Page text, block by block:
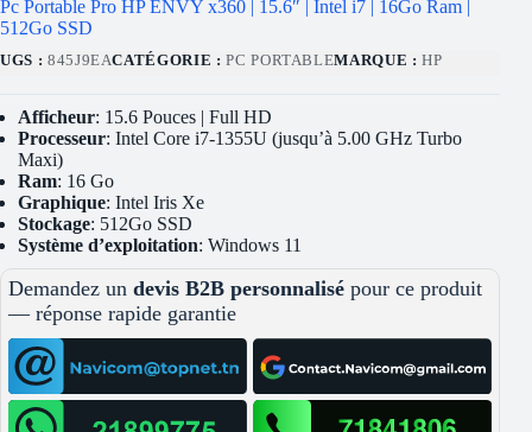
Pc Portable Pro HP ENVY x360 | 15.6″ | Intel i7 | 16Go Ram |
512Go SSD
UGS : 845J9EACATÉGORIE :PC PORTABLEMARQUE :HP
Afficheur: 15.6 Pouces | Full HD
Processeur: Intel Core i7-1355U (jusqu’à 5.00 GHz Turbo
Maxi)
Ram: 16 Go
Graphique: Intel Iris Xe
Stockage: 512Go SSD
Système d’exploitation: Windows 11
Demandez un devis B2B personnalisé pour ce produit
— réponse rapide garantie